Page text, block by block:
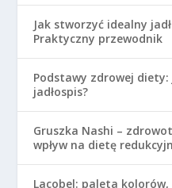
Jak stworzyć idealny
Praktyczny przewodnik
Podstawy zdrowej diety:
jadłospis?
Gruszka Nashi –
wpływ na dietę
Lacobel: paleta